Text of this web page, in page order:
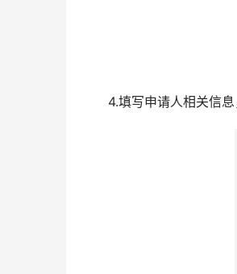
4.填写申请人相关信